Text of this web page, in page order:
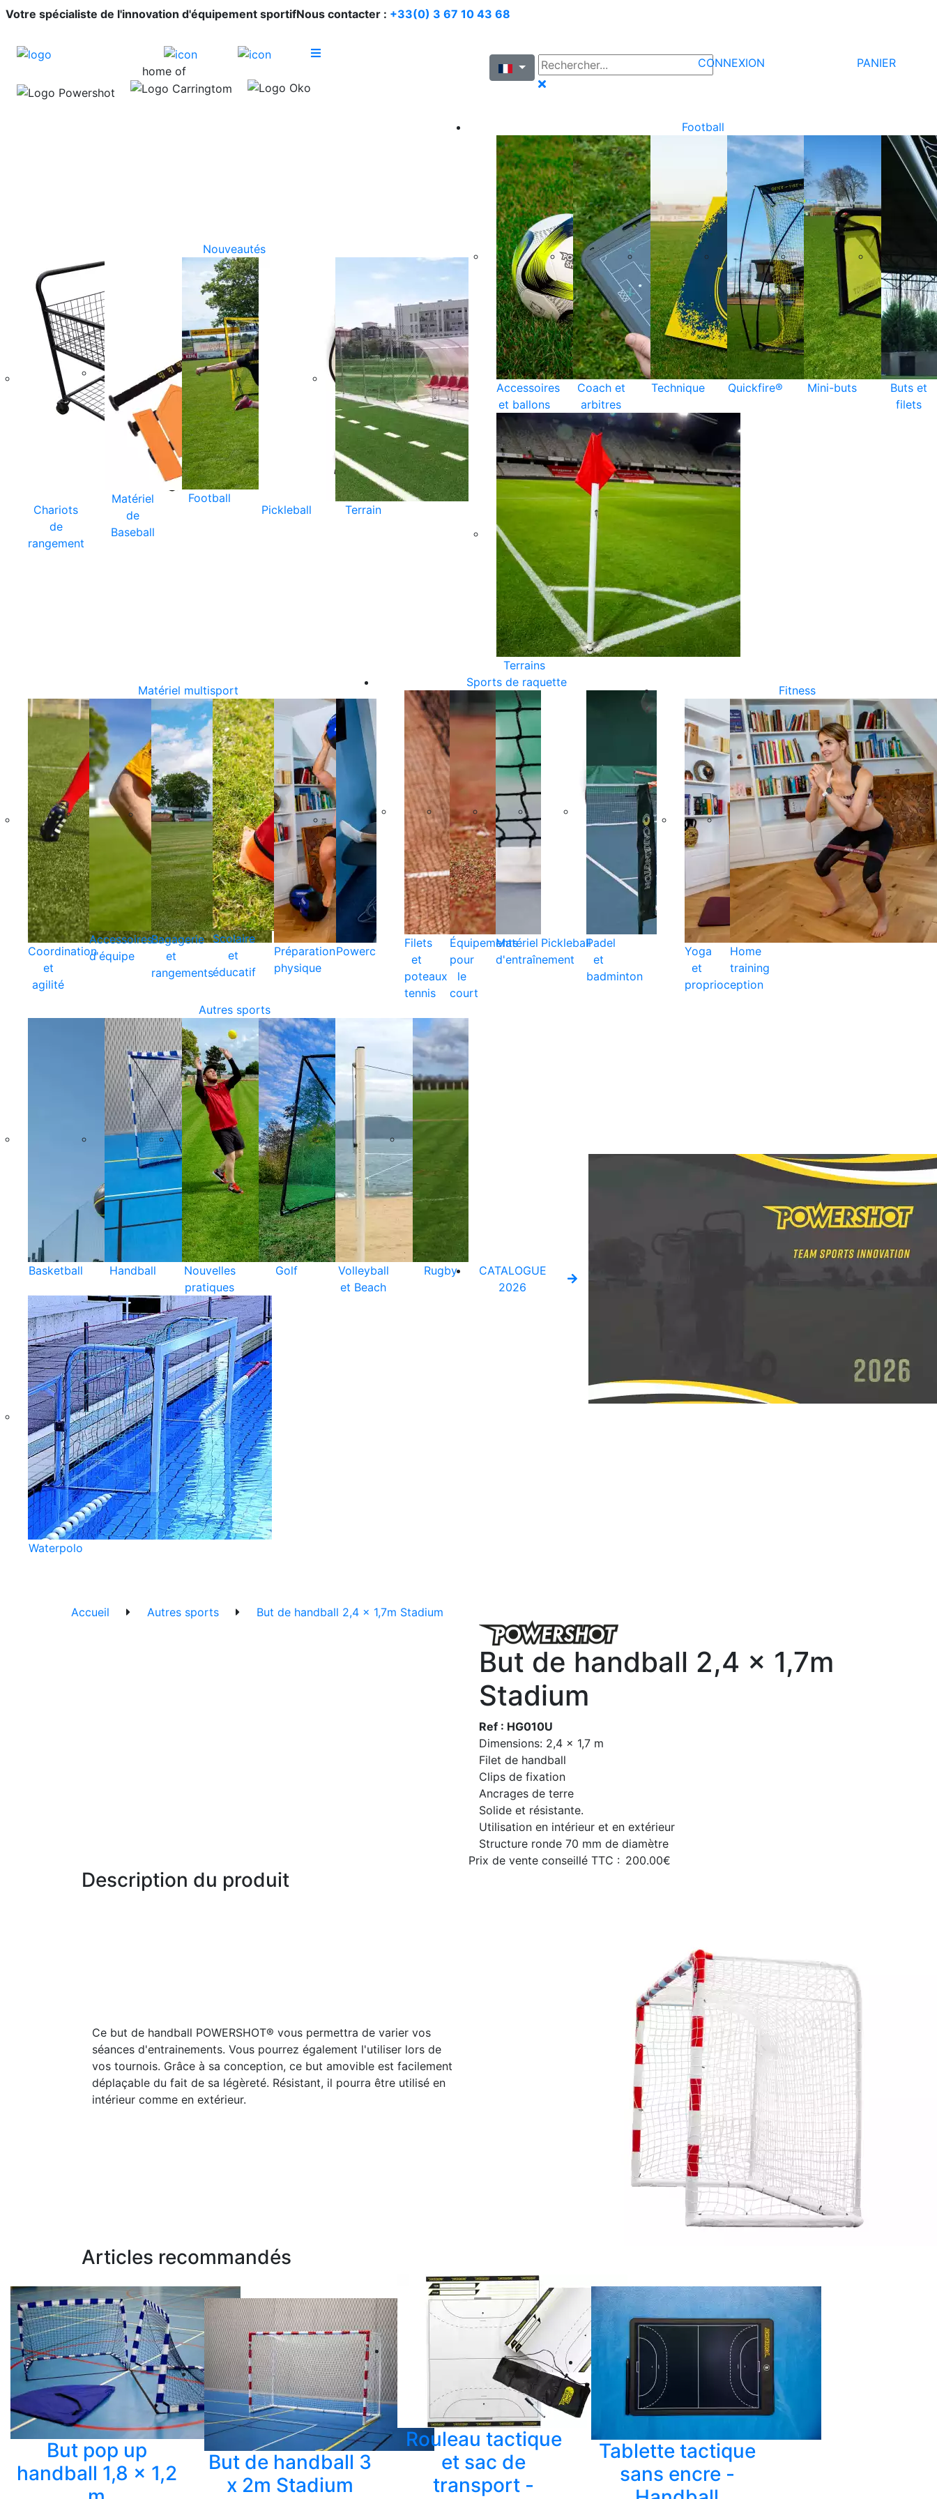
Votre spécialiste de l'innovation d'équipement sportifNous contacter : +33(0) 3 67 10 43 68
home of
CONNEXION PANIER
Nouveautés
Chariots
de
rangement
Matériel
de
Baseball
Football
Pickleball
Terrain
Football
Accessoires
et ballons
Coach et
arbitres
Technique Quickfire® Mini-buts
Buts et
filets
Terrains
Matériel multisport
Coordination
et
agilité
Accessoires
d'équipe
Bagagerie
et
rangements
Scolaire
et
éducatif
Préparation
physique
Powercare
Sports de raquette
Filets
et
poteaux
tennis
Équipements
pour
le
court
Matériel
d'entraînement
PickleballPadel
et
badminton
Fitness
Yoga
et
proprioception
Home
training
Autres sports
Basketball Handball
Nouvelles
pratiques
Golf
Volleyball
et Beach
Rugby
Waterpolo
CATALOGUE
2026
Accueil Autres sports But de handball 2,4 x 1,7m Stadium
But de handball 2,4 x 1,7m
Stadium
Ref : HG010U
Dimensions: 2,4 x 1,7 m
Filet de handball
Clips de fixation
Ancrages de terre
Solide et résistante.
Utilisation en intérieur et en extérieur
Structure ronde 70 mm de diamètre
Prix de vente conseillé TTC : 200.00€
Description du produit
Ce but de handball POWERSHOT® vous permettra de varier vos
séances d'entrainements. Vous pourrez également l'utiliser lors de
vos tournois. Grâce à sa conception, ce but amovible est facilement
déplaçable du fait de sa légèreté. Résistant, il pourra être utilisé en
intérieur comme en extérieur.
Articles recommandés
But pop up
handball 1,8 x 1,2
But de handball 3
x 2m Stadium
Rouleau tactique
et sac de
transport -
Tablette tactique
sans encre -